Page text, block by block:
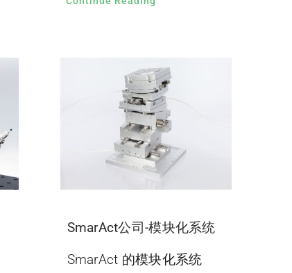
SmarAct公司-模块化系统
SmarAct 的模块化系统